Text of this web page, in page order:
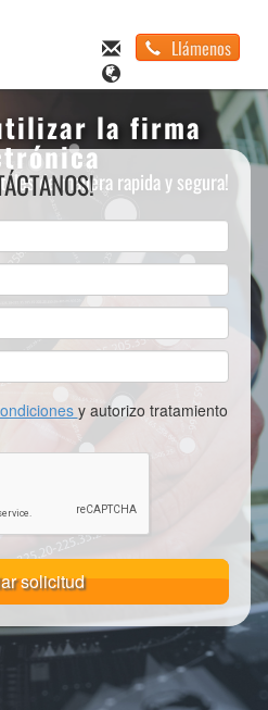
Llámenos
la firma
de manera rapida y segura!
y autorizo tratamiento
solicitud